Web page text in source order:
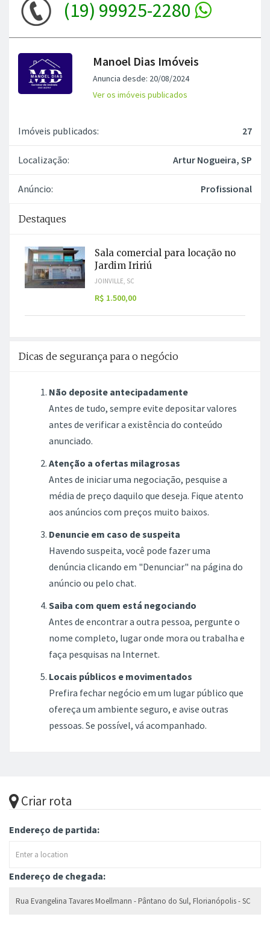
(19) 99925-2280
Manoel Dias Imóveis
Anuncia desde: 20/08/2024
Ver os imóveis publicados
Imóveis publicados: 27
Localização: Artur Nogueira, SP
Anúncio: Profissional
Destaques
Sala comercial para locação no
Jardim Iririú
JOINVILLE, SC
R$ 1.500,00
Dicas de segurança para o negócio
Não deposite antecipadamente
Antes de tudo, sempre evite depositar valores
antes de verificar a existência do conteúdo
anunciado.
Atenção a ofertas milagrosas
Antes de iniciar uma negociação, pesquise a
média de preço daquilo que deseja. Fique atento
aos anúncios com preços muito baixos.
Denuncie em caso de suspeita
Havendo suspeita, você pode fazer uma
denúncia clicando em "Denunciar" na página do
anúncio ou pelo chat.
Saiba com quem está negociando
Antes de encontrar a outra pessoa, pergunte o
nome completo, lugar onde mora ou trabalha e
faça pesquisas na Internet.
Locais públicos e movimentados
Prefira fechar negócio em um lugar público que
ofereça um ambiente seguro, e avise outras
pessoas. Se possível, vá acompanhado.
Criar rota
Endereço de partida:
Endereço de chegada: